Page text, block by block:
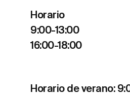
Horario
9:00-13:00
16:00-18:00
Horario de verano: